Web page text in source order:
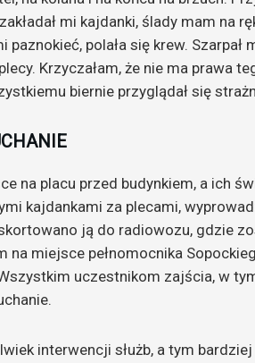
mi kajdanki, ślady mam na
polała się krew. Szarpał
Krzyczałam, że nie ma prawa
biernie przyglądał się
na placu przed budynkiem, a ich
kajdankami za plecami,
ją do radiowozu, gdzie
na miejsce pełnomocnika
uczestnikom zajścia, w
interwencji służb, a tym